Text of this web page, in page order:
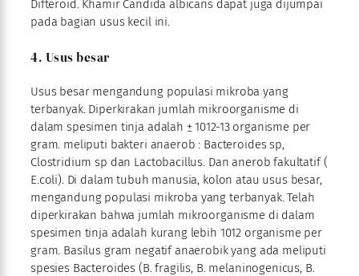
Difteroid. Khamir Candida albicans dapat juga dijumpai
pada bagian usus kecil ini.
4. Usus besar
Usus besar mengandung populasi mikroba yang
terbanyak. Diperkirakan jumlah mikroorganisme di
dalam spesimen tinja adalah ± 1012-13 organisme per
gram. meliputi bakteri anaerob : Bacteroides sp,
Clostridium sp dan Lactobacillus. Dan anerob fakultatif (
E.coli). Di dalam tubuh manusia, kolon atau usus besar,
mengandung populasi mikroba yang terbanyak. Telah
diperkirakan bahwa jumlah mikroorganisme di dalam
spesimen tinja adalah kurang lebih 1012 organisme per
gram. Basilus gram negatif anaerobik yang ada meliputi
spesies Bacteroides (B. fragilis, B. melaninogenicus, B.